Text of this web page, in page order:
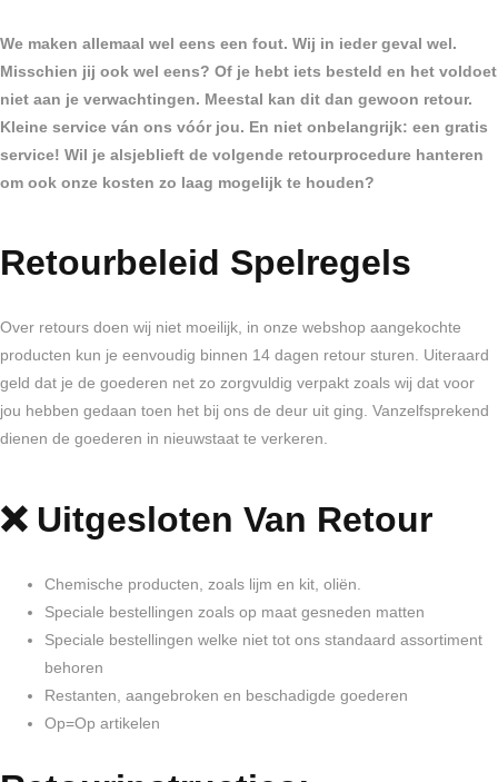
We maken allemaal wel eens een fout. Wij in ieder geval wel.
Misschien jij ook wel eens? Of je hebt iets besteld en het voldoet
niet aan je verwachtingen. Meestal kan dit dan gewoon retour.
Kleine service ván ons vóór jou. En niet onbelangrijk: een gratis
service! Wil je alsjeblieft de volgende retourprocedure hanteren
om ook onze kosten zo laag mogelijk te houden?
Retourbeleid Spelregels
Over retours doen wij niet moeilijk, in onze webshop aangekochte
producten kun je eenvoudig binnen 14 dagen retour sturen. Uiteraard
geld dat je de goederen net zo zorgvuldig verpakt zoals wij dat voor
jou hebben gedaan toen het bij ons de deur uit ging. Vanzelfsprekend
dienen de goederen in nieuwstaat te verkeren.
❌ Uitgesloten Van Retour
Chemische producten, zoals lijm en kit, oliën.
Speciale bestellingen zoals op maat gesneden matten
Speciale bestellingen welke niet tot ons standaard assortiment
behoren
Restanten, aangebroken en beschadigde goederen
Op=Op artikelen